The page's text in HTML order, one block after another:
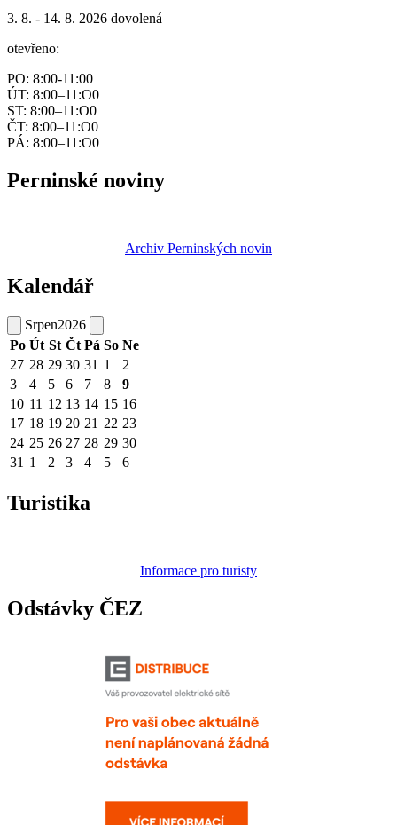
3. 8. - 14. 8. 2026 dovolená
otevřeno:
PO: 8:00-11:00
ÚT: 8:00–11:O0
ST: 8:00–11:O0
ČT: 8:00–11:O0
PÁ: 8:00–11:O0
Perninské noviny
Archiv Perninských novin
Kalendář
Srpen2026
Po Út St Čt Pá So Ne
27 28 29 30 31 1
2
3
4 5 6 7 8
9
10 11 12 13 14 15 16
17 18 19 20 21 22 23
24 25 26 27 28 29 30
31 1 2 3 4 5 6
Turistika
Informace pro turisty
Odstávky ČEZ